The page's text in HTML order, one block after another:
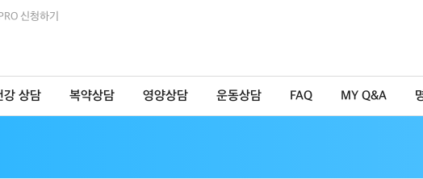
신청하기
강 상담 복약상담 영양상담 운동상담 FAQ MY Q&A